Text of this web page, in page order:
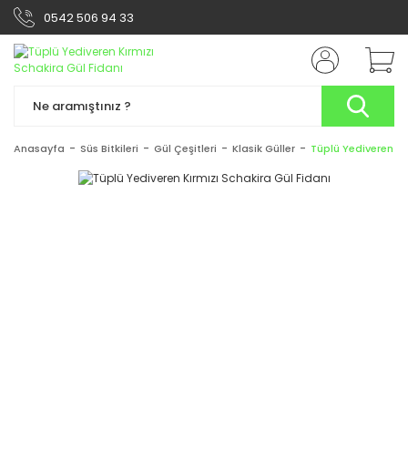
0542 506 94 33
Anasayfa Süs Bitkileri Gül Çeşitleri Klasik Güller Tüplü Yediveren